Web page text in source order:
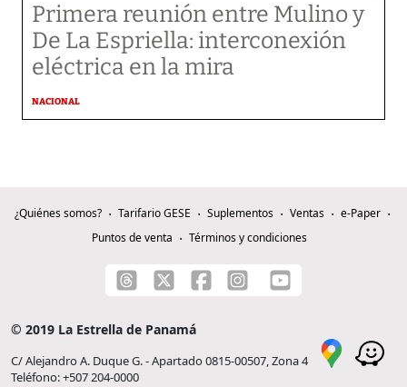
Primera reunión entre Mulino y
De La Espriella: interconexión
eléctrica en la mira
NACIONAL
¿Quiénes somos? Tarifario GESE Suplementos Ventas
e-Paper
Puntos de venta
Términos y condiciones
© 2019 La Estrella de Panamá
C/ Alejandro A. Duque G. - Apartado 0815-00507, Zona 4
Teléfono: +507 204-0000